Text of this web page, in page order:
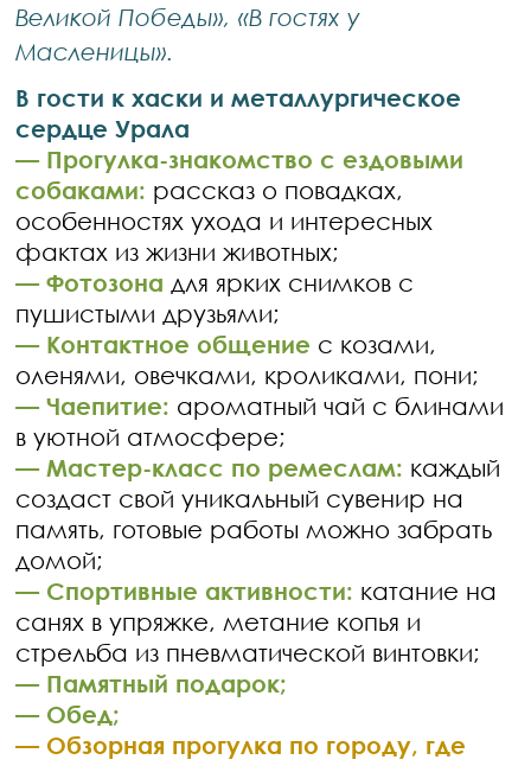
Великой Победы», «В гостях у
Масленицы».
В гости к хаски и металлургическое
сердце Урала
— Прогулка-знакомство с ездовыми
собаками: рассказ о повадках,
особенностях ухода и интересных
фактах из жизни животных;
— Фотозона для ярких снимков с
пушистыми друзьями;
— Контактное общение с козами,
оленями, овечками, кроликами, пони;
— Чаепитие: ароматный чай с блинами
в уютной атмосфере;
— Мастер-класс по ремеслам: каждый
создаст свой уникальный сувенир на
память, готовые работы можно забрать
домой;
— Спортивные активности: катание на
санях в упряжке, метание копья и
стрельба из пневматической винтовки;
— Памятный подарок;
— Обед;
— Обзорная прогулка по городу, где